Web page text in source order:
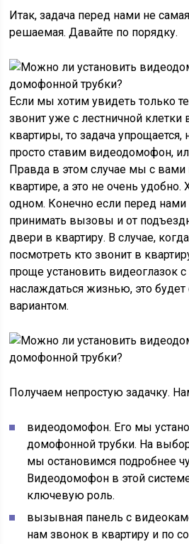
Итак, задача перед нами не
решаемая. Давайте по порядку.
Если мы хотим увидеть только
звонит уже с лестничной
квартиры, то задача
просто ставим видеодомофон,
Правда в этом случае мы с вами
квартире, а это не очень
одном. Конечно если перед нами
принимать вызовы и от
двери в квартиру. В случае,
посмотреть кто звонит в
проще установить видеоглазок
наслаждаться жизнью, это
вариантом.
Получаем непростую задачку.
видеодомофон. Его мы
домофонной трубки. На
мы остановимся подробнее
Видеодомофон в этой
ключевую роль.
вызывная панель с
нам звонок в квартиру и по